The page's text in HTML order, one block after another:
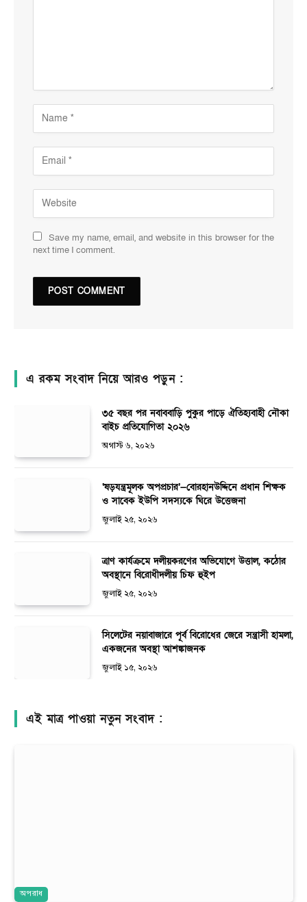
Save my name, email, and website in this browser for the
next time I comment.
এ রকম সংবাদ নিয়ে আরও পড়ুন :
৩৫ বছর পর নবাববাড়ি পুকুর পাড়ে ঐতিহ্যবাহী নৌকা
বাইচ প্রতিযোগিতা ২০২৬
অগাস্ট ৬, ২০২৬
‘ষড়যন্ত্রমূলক অপপ্রচার’—বোরহানউদ্দিনে প্রধান শিক্ষক
ও সাবেক ইউপি সদস্যকে ঘিরে উত্তেজনা
জুলাই ২৫, ২০২৬
ত্রাণ কার্যক্রমে দলীয়করণের অভিযোগে উত্তাল, কঠোর
অবস্থানে বিরোধীদলীয় চিফ হুইপ
জুলাই ২৫, ২০২৬
সিলেটের নয়াবাজারে পূর্ব বিরোধের জেরে সন্ত্রাসী হামলা,
একজনের অবস্থা আশঙ্কাজনক
জুলাই ১৫, ২০২৬
এই মাত্র পাওয়া নতুন সংবাদ :
অপরাধ